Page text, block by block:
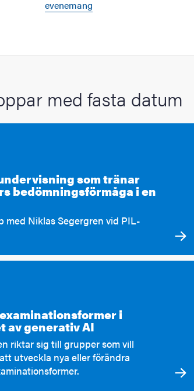
evenemang
med fasta datum
som tränar
bedömningsförmåga i en
med Niklas Segergren vid PIL-
i
av generativ AI
riktar sig till grupper som vill
utveckla nya eller förändra